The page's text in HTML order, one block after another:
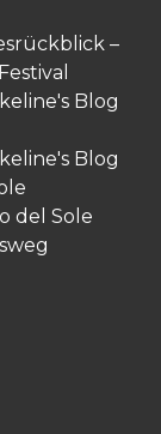
–
Blog
Blog
del Sole